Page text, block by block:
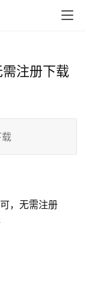
注册下载
，无需注册